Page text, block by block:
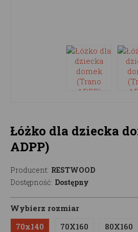
Łóżko dla dziecka
ADPP)
Producent: RESTWOOD
Dostępność: Dostępny
Wybierz rozmiar
70x140
70X160 80X160